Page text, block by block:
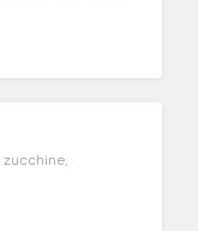
zucchine,